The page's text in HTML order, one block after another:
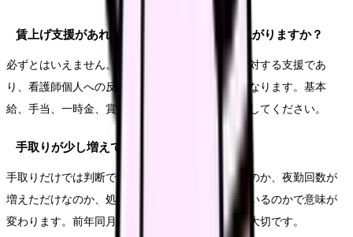
賃上げ支援があれば、看護師の給料は必ず上がりますか？
必ずとはいえません。制度は医療機関や事業所に対する支援であ
り、看護師個人への反映方法は勤務先によって異なります。基本
給、手当、一時金、賞与算定、支給開始月を確認してください。
手取りが少し増えていれば安心ですか？
手取りだけでは判断できません。基本給が増えたのか、夜勤回数が
増えただけなのか、処遇改善手当が一時的に出ているのかで意味が
変わります。前年同月の給与明細と比べることが大切です。